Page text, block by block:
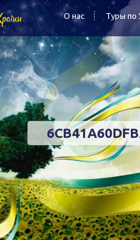
О нас Туры по